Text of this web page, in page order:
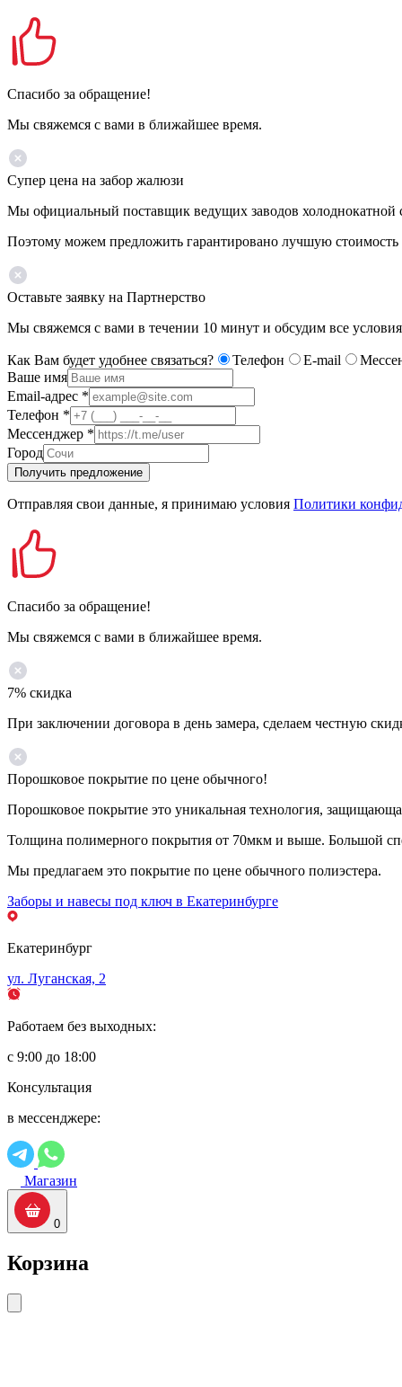
Спасибо за обращение!
Мы свяжемся с вами в ближайшее время.
Супер цена на забор жалюзи
Мы официальный поставщик ведущих заводов холоднокатной
Поэтому можем предложить гарантировано лучшую стоимость
Оставьте заявку на Партнерство
Мы свяжемся с вами в течении 10 минут и обсудим все условия
Как Вам будет удобнее связаться? Телефон E-mail
Ваше имя
Email-адрес *
Телефон *
Мессенджер *
Город
Получить предложение
Отправляя свои данные, я принимаю условия Политики
Спасибо за обращение!
Мы свяжемся с вами в ближайшее время.
7% скидка
При заключении договора в день замера, сделаем честную
Порошковое покрытие по цене обычного!
Порошковое покрытие это уникальная технология,
Толщина полимерного покрытия от 70мкм и выше. Большой
Мы предлагаем это покрытие по цене обычного полиэстера.
Заборы и навесы под ключ в Екатеринбурге
Екатеринбург
ул. Луганская, 2
Работаем без выходных:
с 9:00 до 18:00
Консультация
в мессенджере:
Магазин
0
Корзина